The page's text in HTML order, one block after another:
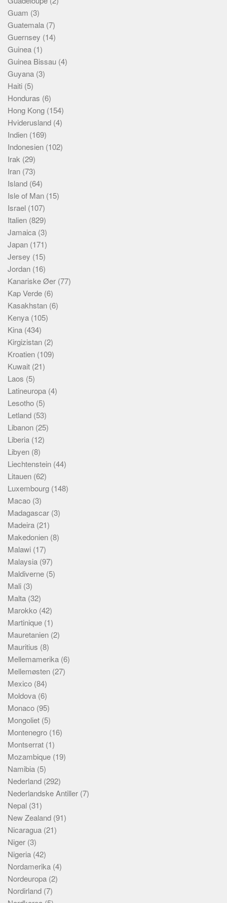
Guam (3)
Guatemala (7)
Guernsey (14)
Guinea (1)
Guinea Bissau (4)
Guyana (3)
Haiti (5)
Honduras (6)
Hong Kong (154)
Hviderusland (4)
Indien (169)
Indonesien (102)
Irak (29)
Iran (73)
Island (64)
Isle of Man (15)
Israel (107)
Italien (829)
Jamaica (3)
Japan (171)
Jersey (15)
Jordan (16)
Kanariske Øer (77)
Kap Verde (6)
Kasakhstan (6)
Kenya (105)
Kina (434)
Kirgizistan (2)
Kroatien (109)
Kuwait (21)
Laos (5)
Latineuropa (4)
Lesotho (5)
Letland (53)
Libanon (25)
Liberia (12)
Libyen (8)
Liechtenstein (44)
Litauen (62)
Luxembourg (148)
Macao (3)
Madagascar (3)
Madeira (21)
Makedonien (8)
Malawi (17)
Malaysia (97)
Maldiverne (5)
Mali (3)
Malta (32)
Marokko (42)
Martinique (1)
Mauretanien (2)
Mauritius (8)
Mellemamerika (6)
Mellemøsten (27)
Mexico (84)
Moldova (6)
Monaco (95)
Mongoliet (5)
Montenegro (16)
Montserrat (1)
Mozambique (19)
Namibia (5)
Nederland (292)
Nederlandske Antiller (7)
Nepal (31)
New Zealand (91)
Nicaragua (21)
Niger (3)
Nigeria (42)
Nordamerika (4)
Nordeuropa (2)
Nordirland (7)